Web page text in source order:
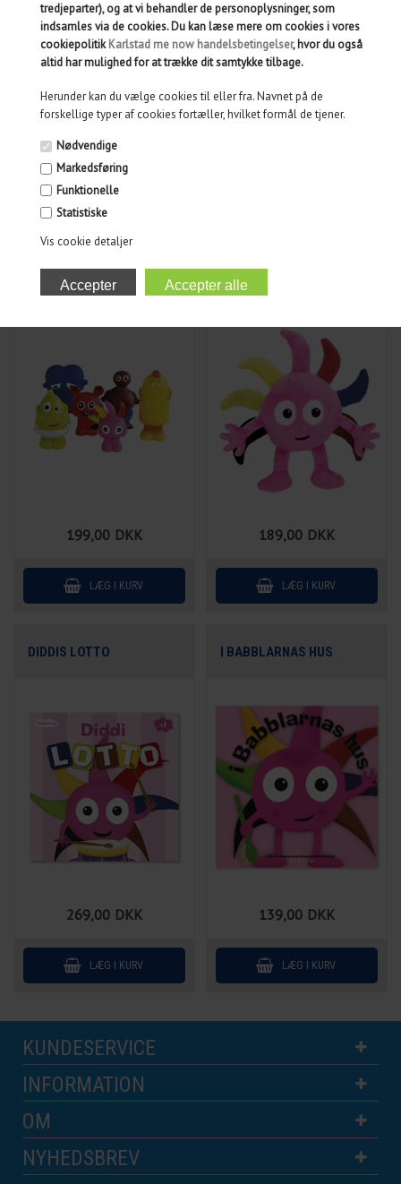
tredjeparter), og at vi behandler de personoplysninger, som
indsamles via de cookies. Du kan læse mere om cookies i vores
cookiepolitikKarlstad me now handelsbetingelser, hvor du også
altid har mulighed for at trække dit samtykke tilbage.
Herunder kan du vælge cookies til eller fra. Navnet på de
forskellige typer af cookies fortæller, hvilket formål de tjener.
Nødvendige
Markedsføring
Funktionelle
Statistiske
Vis cookie detaljer
SPØRG OS
ANMELDELSER
MÅSKE ER DU OGSÅ INTERESSERET I
FØLGENDE PRODUKTER
BABBLARNA FIGURER BD
199,00 DKK
DIDDI BAMSE
189,00 DKK
DIDDIS LOTTO
269,00 DKK
I BABBLARNAS HUS
139,00 DKK
KUNDESERVICE
INFORMATION
OM
NYHEDSBREV